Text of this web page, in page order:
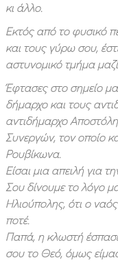
κι άλλο.
Εκτός από το φυσικό
και τους γύρω σου,
αστυνομικό τμήμα
Έφτασες στο σημείο
δήμαρχο και τους
αντιδήμαρχο
Συνεργών, τον οποίο
Ρουβίκωνα.
Είσαι μια απειλή για
Σου δίνουμε το λόγο
Ηλιούπολης, ότι ο
ποτέ.
Παπά, η κλωστή
σου το Θεό, όμως